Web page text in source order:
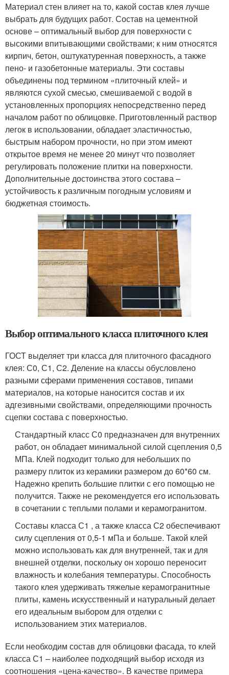
Материал стен влияет на то, какой состав клея лучше
выбрать для будущих работ. Состав на цементной
основе – оптимальный выбор для поверхности с
высокими впитывающими свойствами; к ним относятся
кирпич, бетон, оштукатуренная поверхность, а также
пено- и газобетонные материалы. Эти составы
объединены под термином «плиточный клей» и
являются сухой смесью, смешиваемой с водой в
установленных пропорциях непосредственно перед
началом работ по облицовке. Приготовленный раствор
легок в использовании, обладает эластичностью,
быстрым набором прочности, но при этом имеют
открытое время не менее 20 минут что позволяет
регулировать положение плитки на поверхности.
Дополнительные достоинства этого состава –
устойчивость к различным погодным условиям и
бюджетная стоимость.
Выбор оптимального класса плиточного клея
ГОСТ выделяет три класса для плиточного фасадного
клея: С0, С1, С2. Деление на классы обусловлено
разными сферами применения составов, типами
материалов, на которые наносится состав и их
адгезивными свойствами, определяющими прочность
сцепки состава с поверхностью.
Стандартный класс С0 предназначен для внутренних
работ, он обладает минимальной силой сцепления 0,5
МПа. Клей подходит только для небольших по
размеру плиток из керамики размером до 60*60 см.
Надежно крепить большие плитки с его помощью не
получится. Также не рекомендуется его использовать
в сочетании с теплыми полами и керамогранитом.
Составы класса С1 , а также класса С2 обеспечивают
силу сцепления от 0,5-1 мПа и больше. Такой клей
можно использовать как для внутренней, так и для
внешней отделки, поскольку он хорошо переносит
влажность и колебания температуры. Способность
такого клея удерживать тяжелые керамогранитные
плиты, камень искусственный и натуральный делает
его идеальным выбором для отделки с
использованием этих материалов.
Если необходим состав для облицовки фасада, то клей
класса С1 – наиболее подходящий выбор исходя из
соотношения «цена-качество». В качестве примера